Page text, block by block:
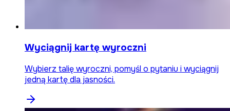
Wyciągnij kartę wyroczni
Wybierz talię wyroczni, pomyśl o pytaniu i wyciągnij
jedną kartę dla jasności.